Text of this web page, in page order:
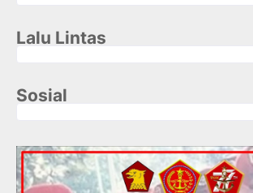
Lalu Lintas
Sosial